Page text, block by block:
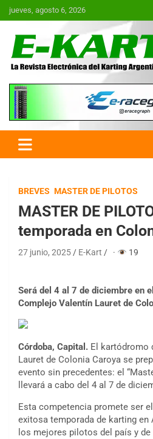
Saltar
al
jueves, agosto 6, 2026
E-Kart.com.ar |
Electrónica del
Argentina
BREVES MASTER DE PILOTOS
MASTER DE
temporada en
27 junio, 2025 E-Kart · 19
Será del 4 al 7 de diciembre en
Complejo Valentín Lauret de
Córdoba, Capital. El kartódromo
Lauret de Colonia Caroya se
evento sin precedentes: el
llevará a cabo del 4 al 7 de
Esta competencia promete ser
exitosa temporada de karting en
los mejores pilotos del país y